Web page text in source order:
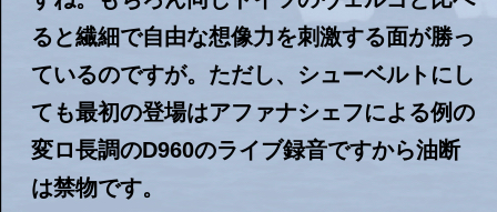
ると繊細で自由な想像力を刺激する面が勝っ
ているのですが。ただし、シューベルトにし
ても最初の登場はアファナシェフによる例の
変ロ長調のD960のライブ録音ですから油断
は禁物です。